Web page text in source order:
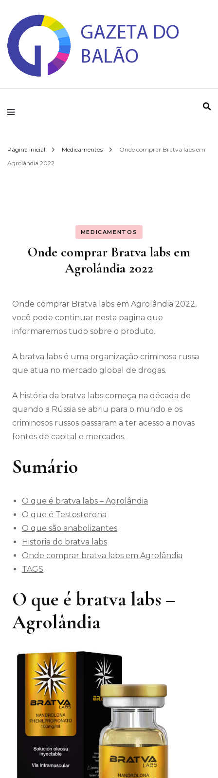
Gazeta do Balao
Página inicial Medicamentos
Onde comprar Bratva labs em
Agrolândia 2022
MEDICAMENTOS
Onde comprar Bratva labs em
Agrolândia 2022
Onde comprar Bratva labs em Agrolândia 2022,
você pode continuar nesta pagina que
informaremos tudo sobre o produto.
A bratva labs é uma organização criminosa russa
que atua no mercado global de drogas.
A história da bratva labs começa na década de
quando a Rússia se abriu para o mundo e os
criminosos russos passaram a ter acesso a novas
fontes de capital e mercados.
Sumário
O que é bratva labs – Agrolândia
O que é Testosterona
O que são anabolizantes
Historia do bratva labs
Onde comprar bratva labs em Agrolândia
TAGS
O que é bratva labs –
Agrolândia